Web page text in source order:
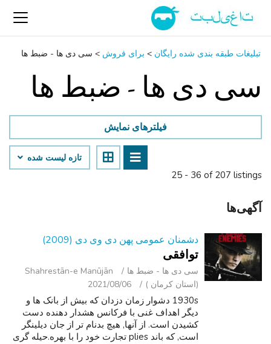
تبلیغات طبقه بندی شده رایگان > برای فروش > سی ‌دی ‌ها - ضبط‌ ها
سی ‌دی ‌ها - ضبط‌ ها
25 - 36 of 207 listings
فیلترهای نمایش
تازه لیست شده
آگهی‌ها
دشمنان عمومی پهن دی وی دی (2009)
توافقی
سی ‌دی ‌ها - ضبط‌ ها
Shahrestān-e Manūjān
(استان کرمان )
2021/08/06
1930s دشوار زمان دزدان که بیش از بانک ها و
دیگر اهداف غنی با فرکانس هشدار دهنده دست
کشیدن است. از آنها, هیچ بدنام تر از جان دیلینگر
است, که باند plies تجارت خود را با بهره.حیله گری